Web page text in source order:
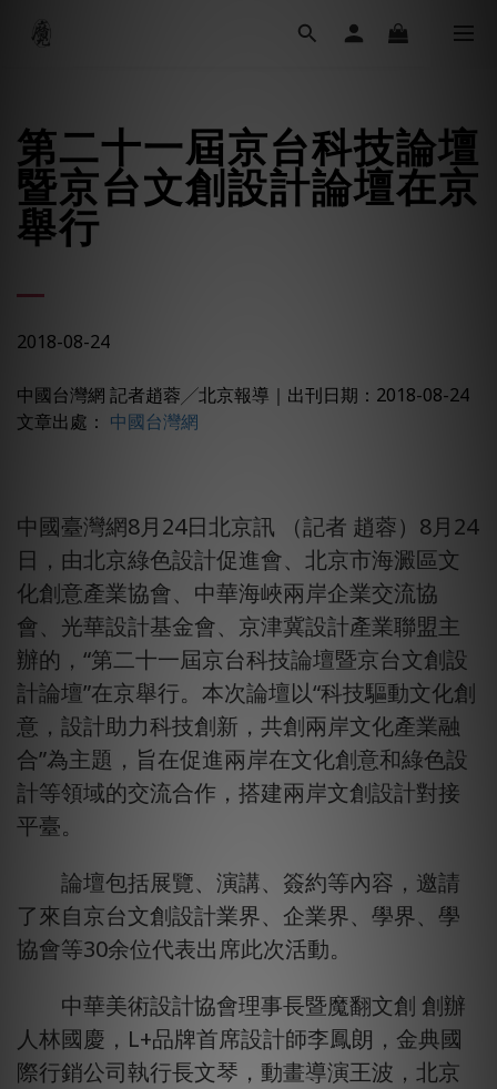
第二十一屆京台科技論壇
暨京台文創設計論壇在京
舉行
2018-08-24
中國台灣網 記者趙蓉╱北京報導 ｜ 出刊日期：2018-08-24
文章出處： 中國台灣網
中國臺灣網8月24日北京訊 （記者 趙蓉）8月24
日，由北京綠色設計促進會、北京市海澱區文
化創意產業協會、中華海峽兩岸企業交流協
會、光華設計基金會、京津冀設計產業聯盟主
辦的，“第二十一屆京台科技論壇暨京台文創設
計論壇”在京舉行。本次論壇以“科技驅動文化創
意，設計助力科技創新，共創兩岸文化產業融
合”為主題，旨在促進兩岸在文化創意和綠色設
計等領域的交流合作，搭建兩岸文創設計對接
平臺。
論壇包括展覽、演講、簽約等內容，邀請
了來自京台文創設計業界、企業界、學界、學
協會等30余位代表出席此次活動。
中華美術設計協會理事長暨魔翻文創 創辦
人林國慶，L+品牌首席設計師李鳳朗，金典國
際行銷公司執行長文琴，動畫導演王波，北京